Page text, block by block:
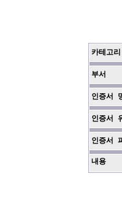
카테고리
부서
인증서
인증서
인증서
내용